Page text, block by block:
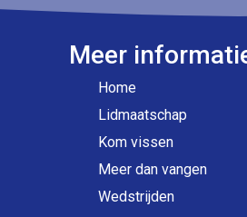
Meer
Home
Lidmaatschap
Kom vissen
Meer dan vangen
Wedstrijden